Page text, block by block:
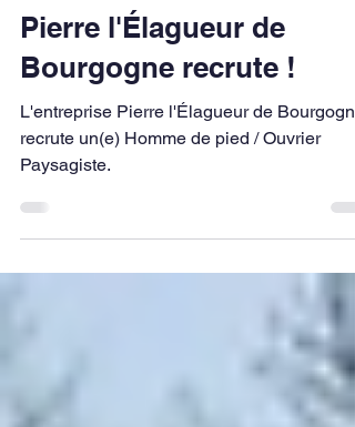
24 mars 2025 1 min de lecture
Offres d'emploi
Pierre l'Élagueur de
Bourgogne recrute !
recrute un(e) Homme de pied / Ouvrier
Paysagiste.